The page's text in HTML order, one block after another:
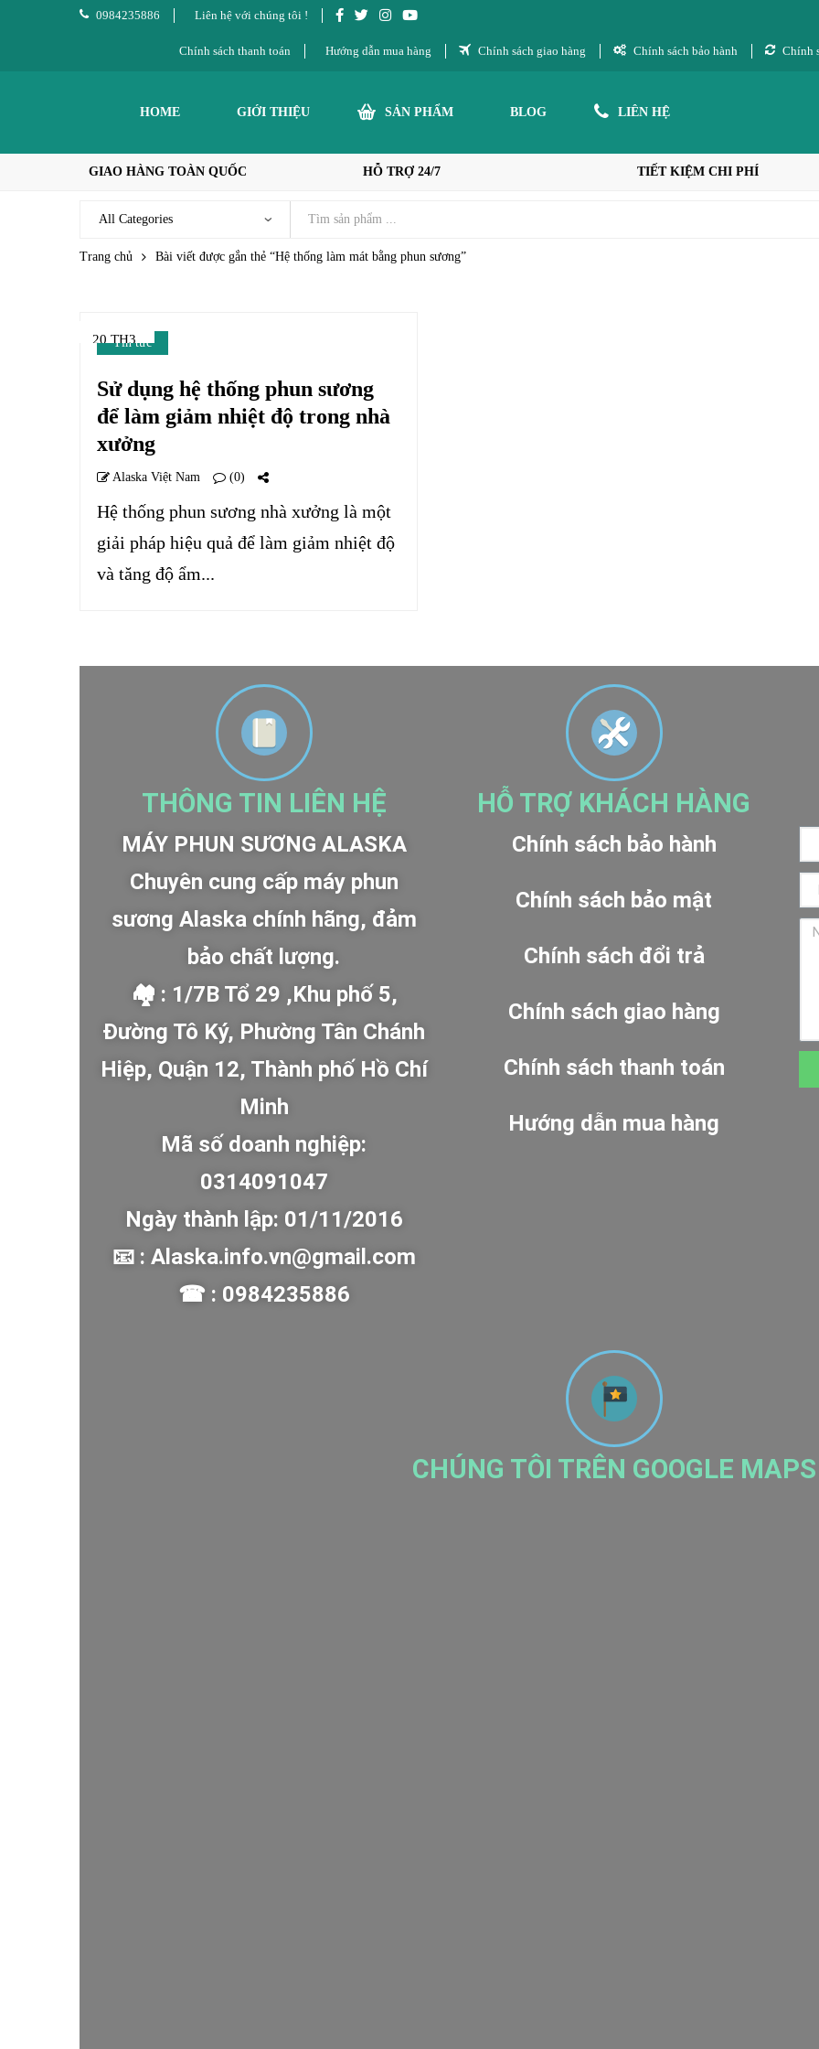
0984235886 Liên hệ với chúng tôi !
Chính sách thanh toán Hướng dẫn mua hàng Chính sách giao hàng Chính sách bảo hành Chính
HOME GIỚI THIỆU SẢN PHẨM BLOG LIÊN HỆ
GIAO HÀNG TOÀN QUỐC HỖ TRỢ 24/7 TIẾT KIỆM CHI PHÍ
Trang chủ Bài viết được gắn thẻ “Hệ thống làm mát bằng phun sương”
20 TH3
Tin tức
Sử dụng hệ thống phun sương
để làm giảm nhiệt độ trong nhà
xưởng
Alaska Việt Nam (0)
Hệ thống phun sương nhà xưởng là một
giải pháp hiệu quả để làm giảm nhiệt độ
và tăng độ ẩm...
THÔNG TIN LIÊN HỆ
MÁY PHUN SƯƠNG ALASKA
Chuyên cung cấp máy phun
sương Alaska chính hãng, đảm
bảo chất lượng.
🏘 : 1/7B Tổ 29 ,Khu phố 5,
Đường Tô Ký, Phường Tân Chánh
Hiệp, Quận 12, Thành phố Hồ Chí
Minh
Mã số doanh nghiệp:
0314091047
Ngày thành lập: 01/11/2016
📧 : Alaska.info.vn@gmail.com
☎ : 0984235886
HỖ TRỢ KHÁCH HÀNG
Chính sách bảo hành
Chính sách bảo mật
Chính sách đổi trả
Chính sách giao hàng
Chính sách thanh toán
Hướng dẫn mua hàng
CHÚNG TÔI TRÊN GOOGLE MAPS